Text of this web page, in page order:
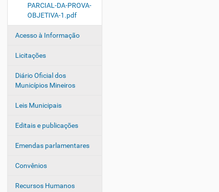
PARCIAL-DA-PROVA-
OBJETIVA-1.pdf
Acesso à Informação
Licitações
Diário Oficial dos
Municípios Mineiros
Leis Municipais
Editais e publicações
Emendas parlamentares
Convênios
Recursos Humanos